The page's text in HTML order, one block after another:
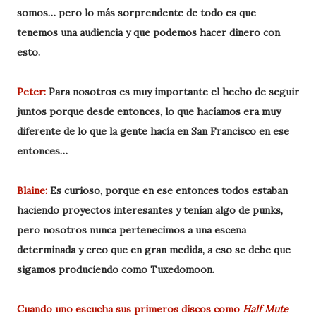
somos… pero lo más sorprendente de todo es que
tenemos una audiencia y que podemos hacer dinero con
esto.
Peter: Para nosotros es muy importante el hecho de seguir
juntos porque desde entonces, lo que hacíamos era muy
diferente de lo que la gente hacía en San Francisco en ese
entonces…
Blaine: Es curioso, porque en ese entonces todos estaban
haciendo proyectos interesantes y tenían algo de punks,
pero nosotros nunca pertenecimos a una escena
determinada y creo que en gran medida, a eso se debe que
sigamos produciendo como Tuxedomoon.
Cuando uno escucha sus primeros discos como Half Mute